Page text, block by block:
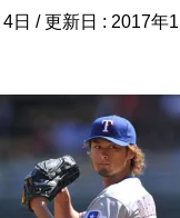
日 / 更新日 : 2017年